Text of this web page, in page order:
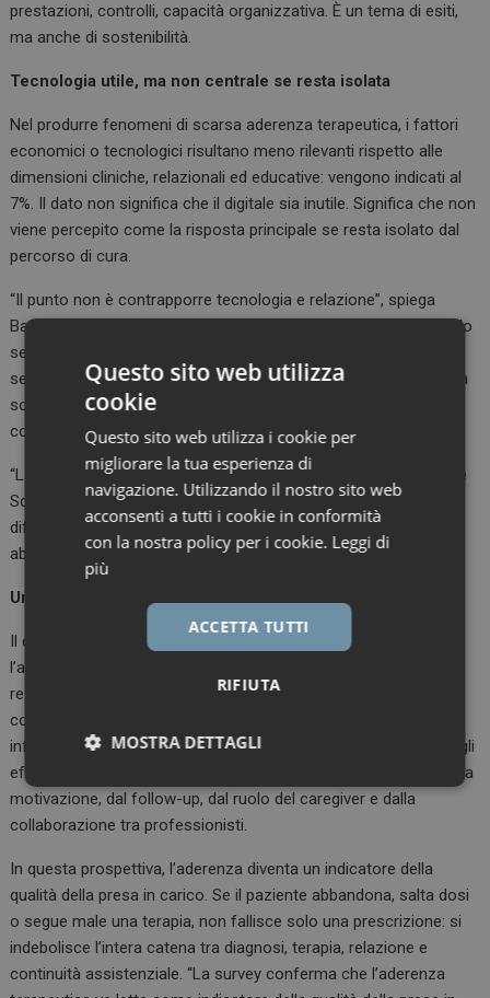
prestazioni, controlli, capacità organizzativa. È un tema di esiti,
ma anche di sostenibilità.
Tecnologia utile, ma non centrale se resta isolata
Nel produrre fenomeni di scarsa aderenza terapeutica, i fattori
economici o tecnologici risultano meno rilevanti rispetto alle
dimensioni cliniche, relazionali ed educative: vengono indicati al
7%. Il dato non significa che il digitale sia inutile. Significa che non
viene percepito come la risposta principale se resta isolato dal
percorso di cura.
“Il punto non è contrapporre tecnologia e relazione”, spiega
Bassani. “Reminder e strumenti digitali possono aiutare, ma solo
se inseriti in un percorso fatto di counseling, follow-up,
semplificazione terapeutica e integrazione tra professionisti. Da
soli rischiano di ricordare al paziente una terapia che resta
comunque difficile da capire, tollerare o gestire”.
“La semplificazione terapeutica non è solo comodità”, aggiunge
Schoenheit. “È una leva clinica e organizzativa: più una terapia è
difficile da gestire, più aumenta il rischio che il paziente la
abbandoni o la segua in modo discontinuo”.
Una questione di presa in carico
Il quadro complessivo suggerisce una conclusione chiara:
l’aderenza terapeutica non può essere letta solo come
responsabilità individuale del paziente. Naturalmente il
comportamento del paziente conta. Ma quel comportamento è
influenzato dalla qualità della comunicazione, dalla gestione degli
effetti collaterali, dalla semplicità dello schema terapeutico, dalla
motivazione, dal follow-up, dal ruolo del caregiver e dalla
collaborazione tra professionisti.
In questa prospettiva, l’aderenza diventa un indicatore della
qualità della presa in carico. Se il paziente abbandona, salta dosi
o segue male una terapia, non fallisce solo una prescrizione: si
indebolisce l’intera catena tra diagnosi, terapia, relazione e
continuità assistenziale. “La survey conferma che l’aderenza
Questo sito web utilizza
cookie
Questo sito web utilizza i cookie per
migliorare la tua esperienza di
navigazione. Utilizzando il nostro sito web
acconsenti a tutti i cookie in conformità
con la nostra policy per i cookie. Leggi di
più
ACCETTA TUTTI
RIFIUTA
MOSTRA DETTAGLI
Necessari Marketing
Necessari Marketing
I cookie necessari contribuiscono a rendere fruibile il